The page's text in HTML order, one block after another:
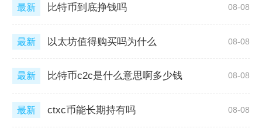
最新 比特币到底挣钱吗 08-08
最新 以太坊值得购买吗为什么 08-08
最新 比特币c2c是什么意思啊多少钱 08-08
最新 ctxc币能长期持有吗 08-08